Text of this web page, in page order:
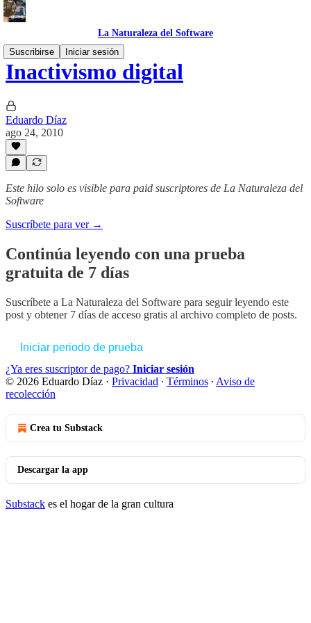
La Naturaleza del Software
Suscribirse
Iniciar sesión
Inactivismo digital
Eduardo Díaz
ago 24, 2010
Este hilo solo es visible para paid suscriptores de La Naturaleza del
Software
Suscríbete para ver →
Continúa leyendo con una prueba
gratuita de 7 días
Suscríbete a La Naturaleza del Software para seguir leyendo este
post y obtener 7 días de acceso gratis al archivo completo de posts.
Iniciar periodo de prueba
¿Ya eres suscriptor de pago? Iniciar sesión
© 2026 Eduardo Díaz · Privacidad ∙ Términos ∙ Aviso de
recolección
Crea tu Substack
Descargar la app
Substack es el hogar de la gran cultura